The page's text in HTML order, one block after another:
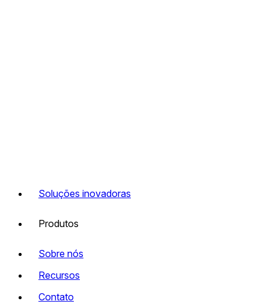
Soluções inovadoras
Produtos
Sobre nós
Recursos
Contato